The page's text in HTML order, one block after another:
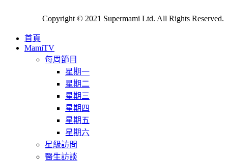
Copyright © 2021 Supermami Ltd. All Rights Reserved.
首頁
MamiTV
每周節目
星期一
星期二
星期三
星期四
星期五
星期六
星級訪問
醫生訪談